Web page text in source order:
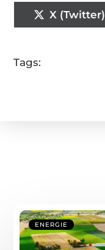
X (Twitter)
Tags:
ENERGIE